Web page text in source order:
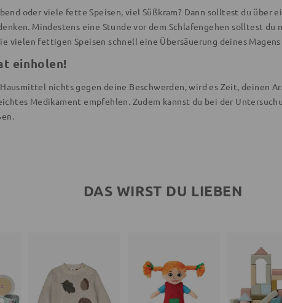
oder viele fette Speisen, viel Süßkram? Dann solltest du über
Mindestens eine Stunde vor dem Schlafengehen solltest du
vielen fettigen Speisen schnell eine Übersäuerung deines
einholen!
nichts gegen deine Beschwerden, wird es Zeit, deinen
Medikament empfehlen. Zudem kannst du bei der
DAS WIRST DU LIEBEN